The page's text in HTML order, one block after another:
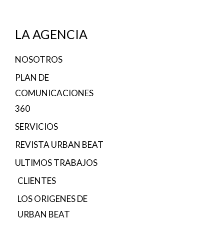
LA AGENCIA
NOSOTROS
PLAN DE
COMUNICACIONES
360
SERVICIOS
REVISTA URBAN BEAT
ULTIMOS TRABAJOS
CLIENTES
LOS ORIGENES DE
URBAN BEAT